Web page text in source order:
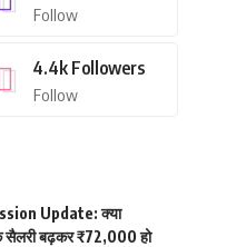
Follow
4.4k Followers
Follow
Update: क्या
बढ़कर ₹72,000 हो